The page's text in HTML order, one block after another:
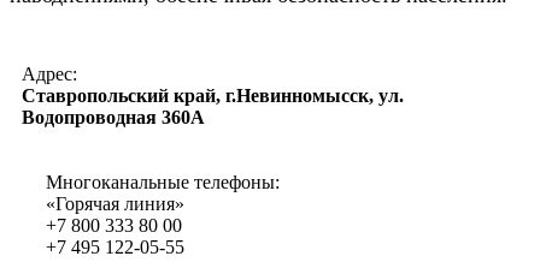
Адрес:
Ставропольский край, г.Невинномысск, ул.
Водопроводная 360А
Многоканальные телефоны:
«Горячая линия»
+7 800 333 80 00
+7 495 122-05-55